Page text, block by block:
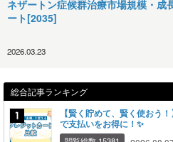
ネザートン症候群治療市場規模・成
ート[2035]
2026.03.23
総合記事ランキング
【賢く貯めて、賢く使おう
で支払いをお得に！✨